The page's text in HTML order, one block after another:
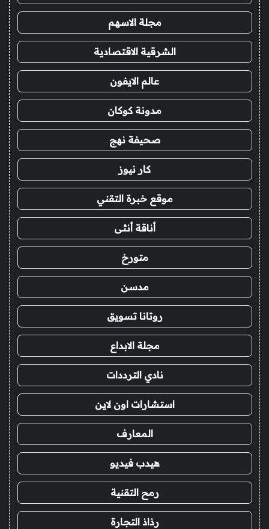
مجلة الاسهم
الشرقية الاقتصادية
عالم الايفون
مدونة كوكان
صحيفة نهج
كار نيوز
موقع خبرة التقني
أناقة أنثى
متورخ
مدسن
روتانا تسويق
مجلة الابداع
نادي الترددات
استشارات اون لاين
المعارف
هيدب فيديو
رمح التقنية
رذاذ التجارة